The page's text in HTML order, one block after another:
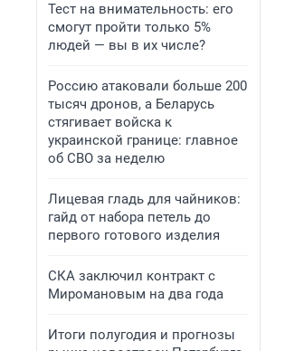
Тест на внимательность: его
смогут пройти только 5%
людей — вы в их числе?
Россию атаковали больше 200
тысяч дронов, а Беларусь
стягивает войска к
украинской границе: главное
об СВО за неделю
Лицевая гладь для чайников:
гайд от набора петель до
первого готового изделия
СКА заключил контракт с
Миромановым на два года
Итоги полугодия и прогнозы